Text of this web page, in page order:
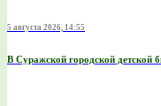
5 августа 2026, 14:55
В Суражской городской детской